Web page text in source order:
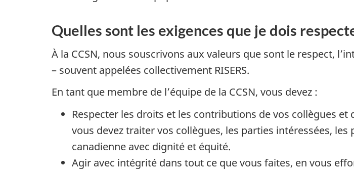
Quelles sont les exigences que je dois
À la CCSN, nous souscrivons aux valeurs que sont le respect,
– souvent appelées collectivement RISERS.
En tant que membre de l’équipe de la CCSN, vous devez :
Respecter les droits et les contributions de vos collègues
vous devez traiter vos collègues, les parties intéressées,
canadienne avec dignité et équité.
Agir avec intégrité dans tout ce que vous faites, en vous